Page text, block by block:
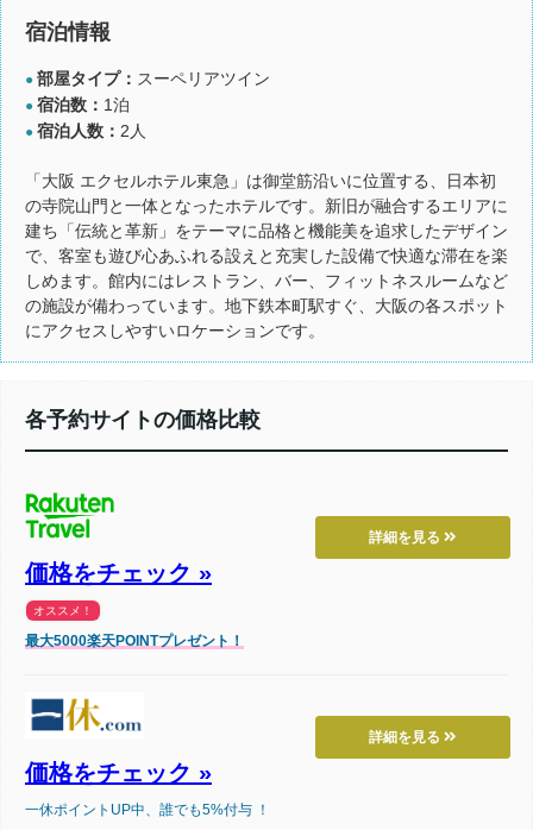
宿泊情報
● 部屋タイプ： スーペリアツイン
● 宿泊数： 1泊
● 宿泊人数： 2人
「大阪 エクセルホテル東急」は御堂筋沿いに位置する、日本初
の寺院山門と一体となったホテルです。新旧が融合するエリアに
建ち「伝統と革新」をテーマに品格と機能美を追求したデザイン
で、客室も遊び心あふれる設えと充実した設備で快適な滞在を楽
しめます。館内にはレストラン、バー、フィットネスルームなど
の施設が備わっています。地下鉄本町駅すぐ、大阪の各スポット
にアクセスしやすいロケーションです。
各予約サイトの価格比較
詳細を見る
価格をチェック »
オススメ！
最大5000楽天POINTプレゼント！
詳細を見る
価格をチェック »
一休ポイントUP中、誰でも5%付与 ！